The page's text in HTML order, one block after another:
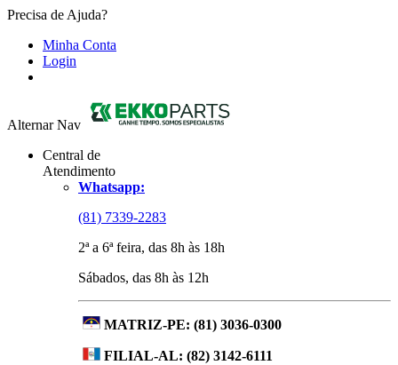
Precisa de Ajuda?
Minha Conta
Login
Alternar Nav
Central de
Atendimento
Whatsapp:
(81) 7339-2283
2ª a 6ª feira, das 8h às 18h
Sábados, das 8h às 12h
MATRIZ-PE: (81) 3036-0300
FILIAL-AL: (82) 3142-6111